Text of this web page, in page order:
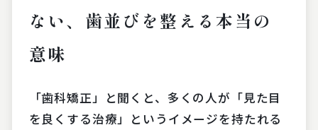
ない、歯並びを整える本当の
意味
「歯科矯正」と聞くと、多くの人が「見た目
を良くする治療」というイメージを持たれる